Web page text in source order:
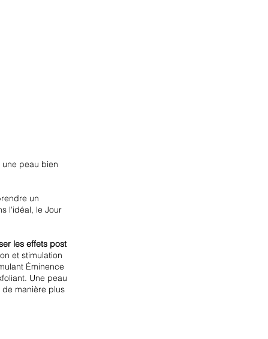
peau bien
un
l'idéal, le Jour
les effets post
et stimulation
Éminence
Une peau
manière plus